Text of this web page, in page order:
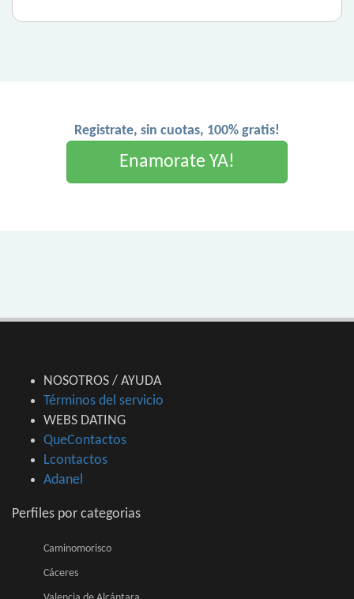
Registrate, sin cuotas, 100% gratis!
Enamorate YA!
NOSOTROS / AYUDA
Términos del servicio
WEBS DATING
QueContactos
Lcontactos
Adanel
Perfiles por categorias
Caminomorisco
Cáceres